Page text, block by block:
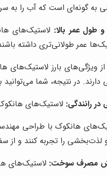
به گونه‌ای است که آب را به
و طول عمر بالا: لاستیک‌های
عمر طولانی‌تری داشته
ویژگی‌های بارز لاستیک‌های
دارند. در نتیجه، شما
در رانندگی: لاستیک‌های
هانکوک با طراحی
و لذت‌بخشی را تجربه کنند و
مصرف سوخت: لاستیک‌های